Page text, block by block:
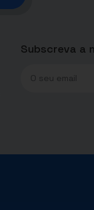
Subscreva a